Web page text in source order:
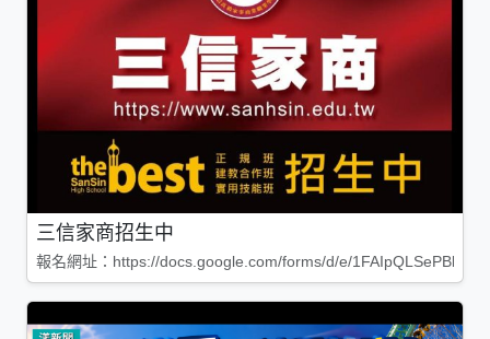
三信家商招生中
報名網址：https://docs.google.com/forms/d/e/